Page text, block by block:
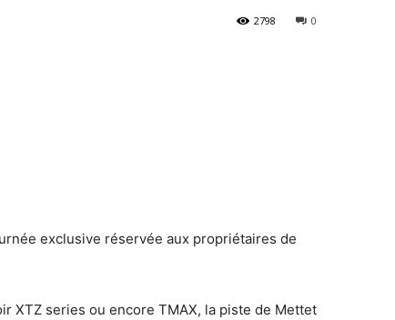
0
2798
exclusive réservée aux propriétaires de
XTZ series ou encore TMAX, la piste de Mettet